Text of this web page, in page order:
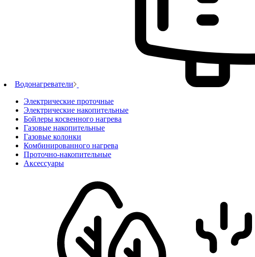
Водонагреватели
Электрические проточные
Электрические накопительные
Бойлеры косвенного нагрева
Газовые накопительные
Газовые колонки
Комбинированного нагрева
Проточно-накопительные
Аксессуары